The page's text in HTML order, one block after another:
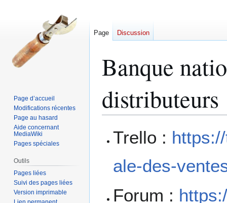
Banque
distributeurs
navigation
recherche
Trello :
ale-des-
Forum :
Page Discussion
Page d’accueil
Modifications récentes
Page au hasard
Aide concernant
MediaWiki
Pages spéciales
Outils
Pages liées
Suivi des pages liées
Version imprimable